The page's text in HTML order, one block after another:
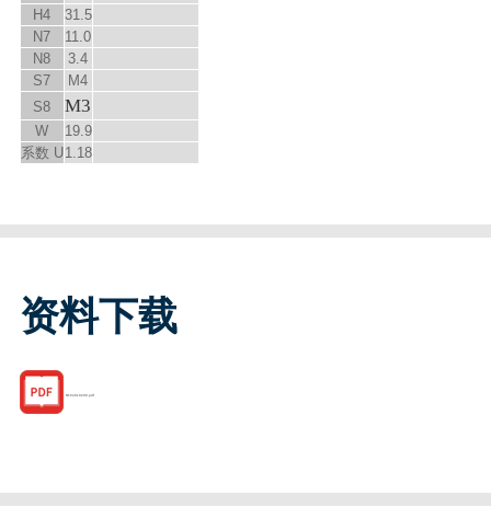
H4
31.5
N7
11.0
N8
3.4
S7
M4
S8 M3
W
19.9
系数 U1.18
资料下载
R162010200.pdf